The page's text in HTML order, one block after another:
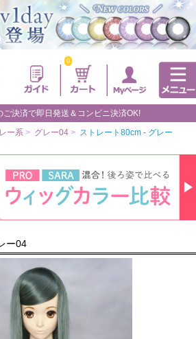
0
ご決済で即日発送＆コンビニ決済OK!
ー系 > グレー04 > ストレート80cm - グレー
ー04